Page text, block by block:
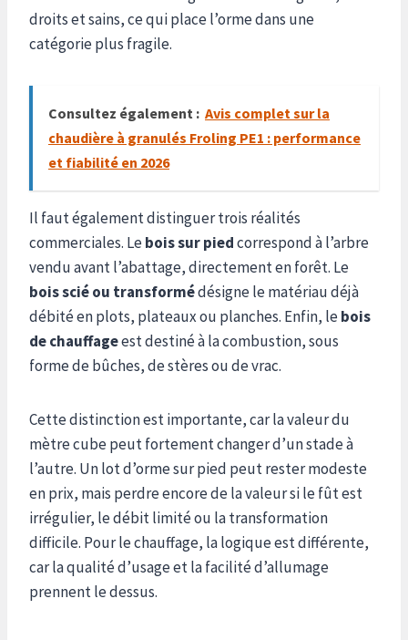
droits et sains, ce qui place l’orme dans une
catégorie plus fragile.
Consultez également : Avis complet sur la
chaudière à granulés Froling PE1 : performance
et fiabilité en 2026
Il faut également distinguer trois réalités
commerciales. Lebois sur piedcorrespond à l’arbre
vendu avant l’abattage, directement en forêt. Le
bois scié ou transformédésigne le matériau déjà
débité en plots, plateaux ou planches. Enfin, lebois
de chauffageest destiné à la combustion, sous
forme de bûches, de stères ou de vrac.
Cette distinction est importante, car la valeur du
mètre cube peut fortement changer d’un stade à
l’autre. Un lot d’orme sur pied peut rester modeste
en prix, mais perdre encore de la valeur si le fût est
irrégulier, le débit limité ou la transformation
difficile. Pour le chauffage, la logique est différente,
car la qualité d’usage et la facilité d’allumage
prennent le dessus.